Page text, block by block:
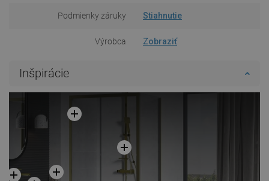
Podmienky záruky Stiahnutie
Výrobca Zobraziť
Inšpirácie